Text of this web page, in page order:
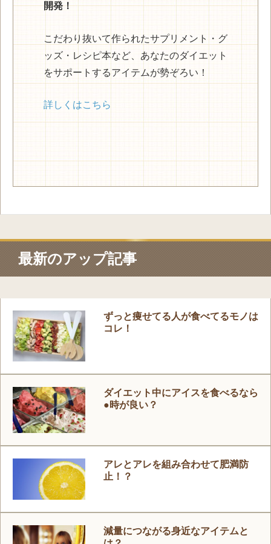
開発！
こだわり抜いて作られたサプリメント・グ
ッズ・レシピ本など、あなたのダイエット
をサポートするアイテムが勢ぞろい！
詳しくはこちら
最新のアップ記事
ずっと痩せてる人が食べてるモノは
コレ！
ダイエット中にアイスを食べるなら
●時が良い？
アレとアレを組み合わせて肥満防
止！？
減量につながる身近なアイテムと